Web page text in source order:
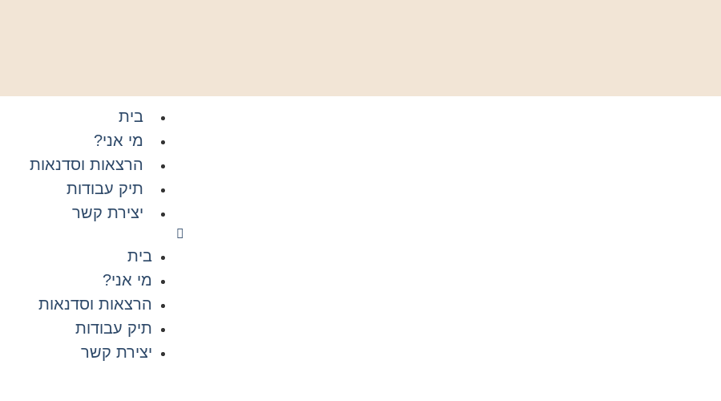
בית
מי אני?
הרצאות וסדנאות
תיק עבודות
יצירת קשר
בית
מי אני?
הרצאות וסדנאות
תיק עבודות
יצירת קשר